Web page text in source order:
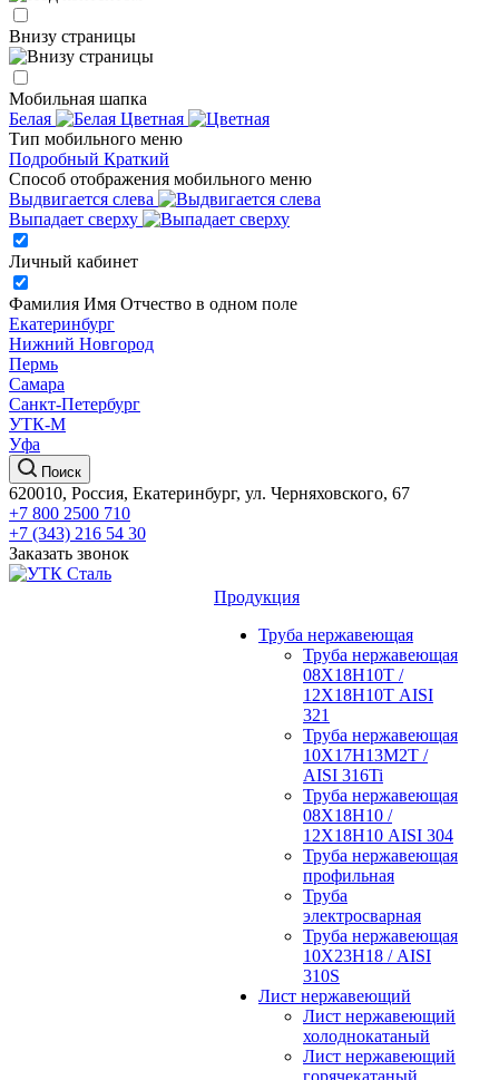
Внизу страницы
Мобильная шапка
Белая
Цветная
Тип мобильного меню
Подробный Краткий
Способ отображения мобильного меню
Выдвигается слева
Выпадает сверху
Личный кабинет
Фамилия Имя Отчество в одном поле
Екатеринбург
Нижний Новгород
Пермь
Самара
Санкт-Петербург
УТК-М
Уфа
Поиск
620010, Россия, Екатеринбург, ул. Черняховского, 67
+7 800 2500 710
+7 (343) 216 54 30
Заказать звонок
Продукция
Труба нержавеющая
Труба нержавеющая
08Х18Н10Т /
12Х18Н10Т AISI
321
Труба нержавеющая
10Х17Н13М2Т /
AISI 316Ti
Труба нержавеющая
08Х18Н10 /
12Х18Н10 AISI 304
Труба нержавеющая
профильная
Труба
электросварная
Труба нержавеющая
10Х23Н18 / AISI
310S
Лист нержавеющий
Лист нержавеющий
холоднокатаный
Лист нержавеющий
горячекатаный